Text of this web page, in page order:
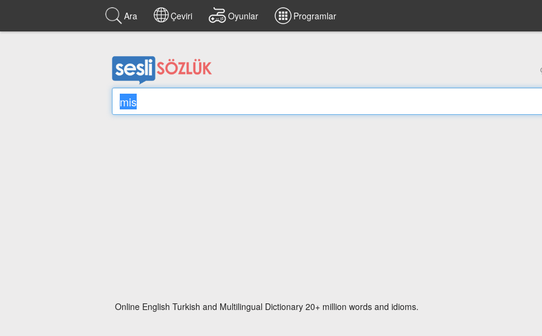
Ara Çeviri Oyunlar Programlar
Online English Turkish and Multilingual Dictionary 20+ million words and idioms.